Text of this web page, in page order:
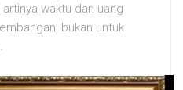
waktu dan uang
bukan untuk